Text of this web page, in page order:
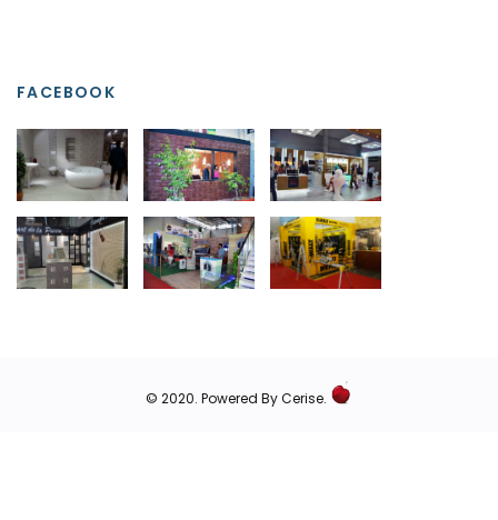
FACEBOOK
© 2020. Powered By Cerise.